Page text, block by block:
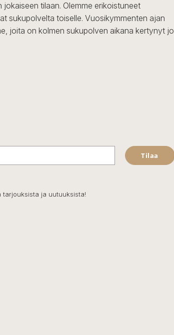
tilaan. Olemme erikoistuneet
sukupolvelta toiselle. Vuosikymmenten ajan
joita on kolmen sukupolven aikana kertynyt jo
Tilaa
tarjouksista ja uutuuksista!